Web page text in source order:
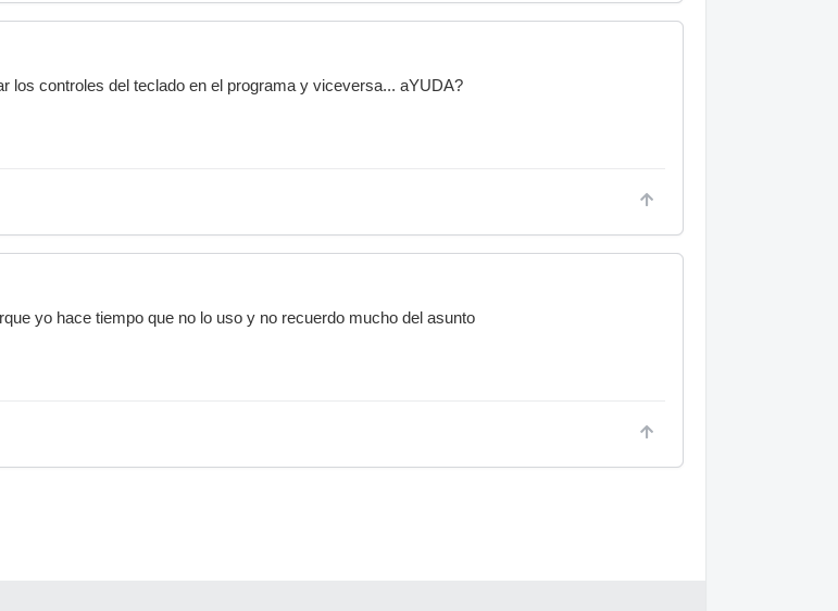
los controles del teclado en el programa y viceversa... aYUDA?
yo hace tiempo que no lo uso y no recuerdo mucho del asunto